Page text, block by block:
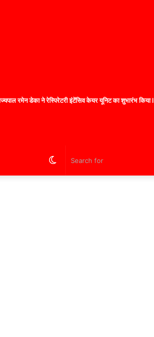
रमेन डेका ने रेस्पिरेटरी इंटेंसिव केयर यूनिट का शुभारंभ किया l
Switch